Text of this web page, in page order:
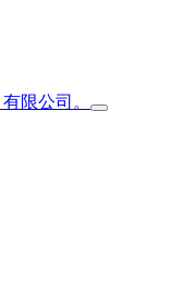
有限公司。